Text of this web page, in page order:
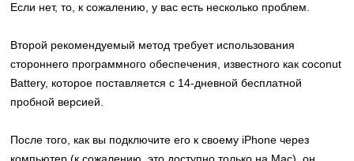
Если нет, то, к сожалению, у вас есть несколько проблем.
Второй рекомендуемый метод требует использования
стороннего программного обеспечения, известного как coconut
Battery, которое поставляется с 14-дневной бесплатной
пробной версией.
После того, как вы подключите его к своему iPhone через